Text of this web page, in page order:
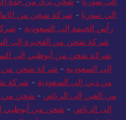
الي سوريا - شركة شحن من
رأس الخيمة إلى السعودية -
شركة شحن من الفجيرة إلى
شركة شحن من أبوظبي إلى
إلى السعودية - شركة شحن من
من دبي إلى السعودية - شركة
من العين إلى الرياض - شحن من
إلى الرياض - شحن من أبوظبي